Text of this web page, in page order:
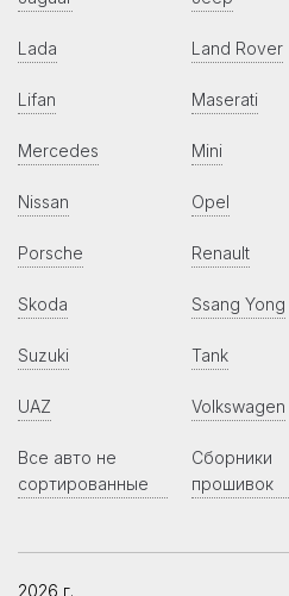
Lada Land Rover
Lifan Maserati
Mercedes Mini
Nissan Opel
Porsche Renault
Skoda Ssang Yong
Suzuki Tank
UAZ Volkswagen
Все авто не
сортированные
Сборники
прошивок
2026 г.